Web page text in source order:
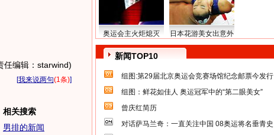
任编辑：starwind)
[我来说两句(1条)]
相关搜索
男排的新闻
奥运会主火炬熄灭 日本花游美女出意外
新闻TOP10
组图:第29届北京奥运会竞赛场馆纪念邮票今发行
组图：鲜花如佳人 奥运冠军中的“第二眼美女”
曾庆红简历
对话萨马兰奇：一直关注中国 08奥运将名垂青史